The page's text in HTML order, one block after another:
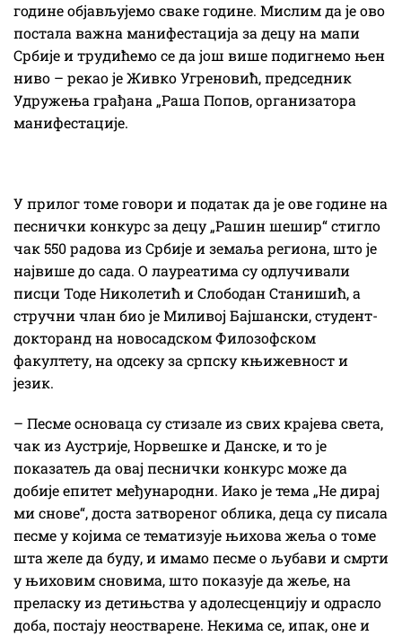
године објављујемо сваке године. Мислим да је ово
постала важна манифестација за децу на мапи
Србије и трудићемо се да још више подигнемо њен
ниво – рекао је Живко Угреновић, председник
Удружења грађана „Раша Попов, организатора
манифестације.
У прилог томе говори и податак да је ове године на
песнички конкурс за децу „Рашин шешир“ стигло
чак 550 радова из Србије и земаља региона, што је
највише до сада. О лауреатима су одлучивали
писци Тоде Николетић и Слободан Станишић, а
стручни члан био је Миливој Бајшански, студент-
докторанд на новосадском Филозофском
факултету, на одсеку за српску књижевност и
језик.
– Песме основаца су стизале из свих крајева света,
чак из Аустрије, Норвешке и Данске, и то је
показатељ да овај песнички конкурс може да
добије епитет међународни. Иако је тема „Не дирај
ми снове“, доста затвореног облика, деца су писала
песме у којима се тематизује њихова жеља о томе
шта желе да буду, и имамо песме о љубави и смрти
у њиховим сновима, што показује да жеље, на
преласку из детињства у адолесценцију и одрасло
доба, постају неостварене. Некима се, ипак, оне и